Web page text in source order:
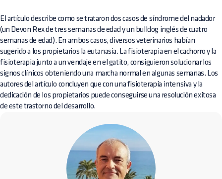
El artículo describe como se trataron dos casos de síndrome del nadador
(un Devon Rex de tres semanas de edad y un bulldog inglés de cuatro
semanas de edad). En ambos casos, diversos veterinarios habían
sugerido a los propietarios la eutanasia. La fisioterapia en el cachorro y la
fisioterapia junto a un vendaje en el gatito, consiguieron solucionar los
signos clínicos obteniendo una marcha normal en algunas semanas. Los
autores del artículo concluyen que con una fisioterapia intensiva y la
dedicación de los propietarios puede conseguirse una resolución exitosa
de este trastorno del desarrollo.